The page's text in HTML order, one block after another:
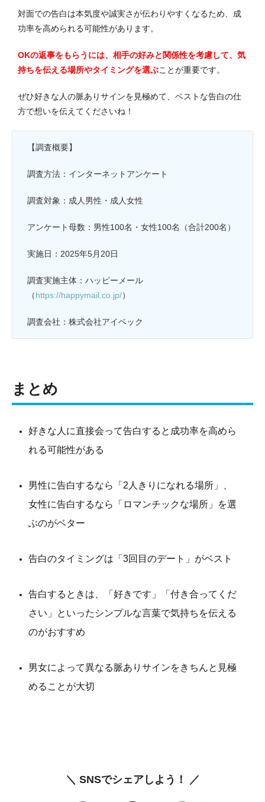
対面での告白は本気度や誠実さが伝わりやすくなるため、成
功率を高められる可能性があります。
OKの返事をもらうには、相手の好みと関係性を考慮して、気
持ちを伝える場所やタイミングを選ぶことが重要です。
ぜひ好きな人の脈ありサインを見極めて、ベストな告白の仕
方で想いを伝えてくださいね！
【調査概要】
調査方法：インターネットアンケート
調査対象：成人男性・成人女性
アンケート母数：男性100名・女性100名（合計200名）
実施日：2025年5月20日
調査実施主体：ハッピーメール
（https://happymail.co.jp/）
調査会社：株式会社アイベック
まとめ
好きな人に直接会って告白すると成功率を高めら
れる可能性がある
男性に告白するなら「2人きりになれる場所」、
女性に告白するなら「ロマンチックな場所」を選
ぶのがベター
告白のタイミングは「3回目のデート」がベスト
告白するときは、「好きです」「付き合ってくだ
さい」といったシンプルな言葉で気持ちを伝える
のがおすすめ
男女によって異なる脈ありサインをきちんと見極
めることが大切
＼ SNSでシェアしよう！ ／